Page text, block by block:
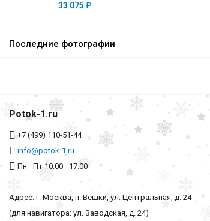
33 075 ₽
Последние фотографии
Potok-1.ru
+7 (499) 110-51-44
info@potok-1.ru
Пн—Пт 10:00—17:00
Адрес: г. Москва, п. Вешки, ул. Центральная, д. 24
(для навигатора: ул. Заводская, д. 24)